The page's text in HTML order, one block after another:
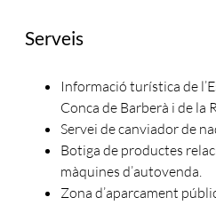
Serveis
Informació turística de
Conca de Barberà i de la
Servei de canviador de
Botiga de productes
màquines d’autovenda.
Zona d’aparcament